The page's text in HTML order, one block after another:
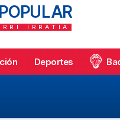
IRRATIA
Deportes